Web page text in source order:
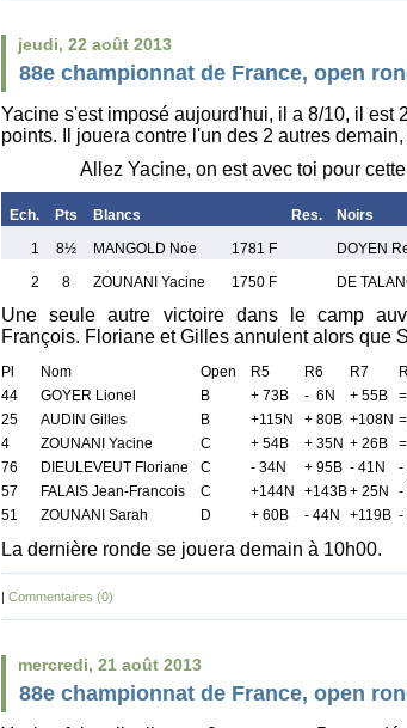
jeudi, 22 août 2013
88e championnat de France, open
Yacine s'est imposé aujourd'hui, il a 8/10, il est
points. Il jouera contre l'un des 2 autres
Allez Yacine, on est avec toi pour
Ech. Pts Blancs Res. Noirs
1
8½ MANGOLD Noe 1781 F DOYEN
2
8 ZOUNANI Yacine 1750 F DE
Une seule autre victoire dans le camp
François. Floriane et Gilles annulent alors que
Pl Nom Open R5 R6 R7
44
GOYER Lionel B + 73B - 6N + 55B
25
AUDIN Gilles B +115N + 80B +108N
4
ZOUNANI Yacine C + 54B + 35N + 26B
76
DIEULEVEUT Floriane C - 34N + 95B - 41N -
57
FALAIS Jean-Francois C +144N +143B+ 25N -
51
ZOUNANI Sarah D + 60B - 44N +119B -
La dernière ronde se jouera demain à 10h00.
| Commentaires (0)
mercredi, 21 août 2013
88e championnat de France, open